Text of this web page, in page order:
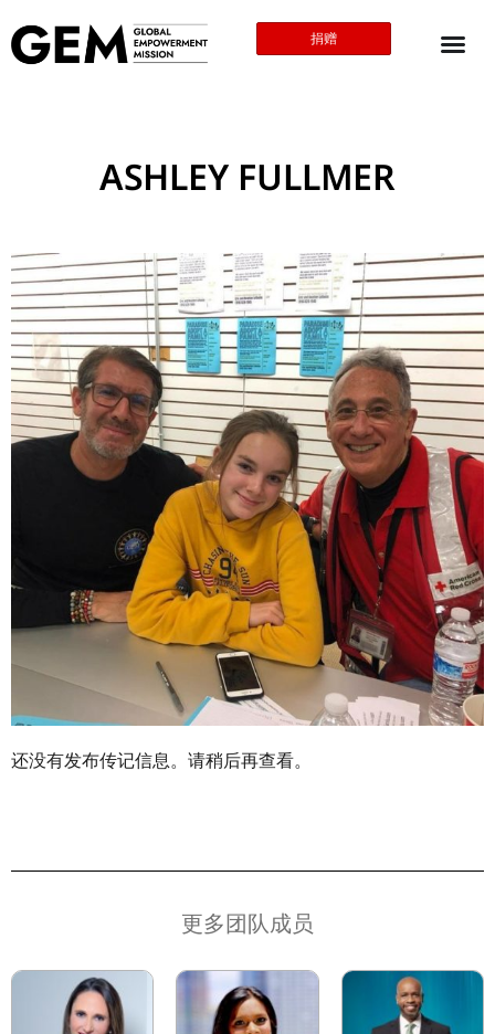
捐赠
ASHLEY FULLMER
还没有发布传记信息。请稍后再查看。
更多团队成员